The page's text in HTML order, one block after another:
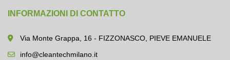
INFORMAZIONI DI CONTATTO
Via Monte Grappa, 16 - FIZZONASCO, PIEVE EMANUELE
info@cleantechmilano.it